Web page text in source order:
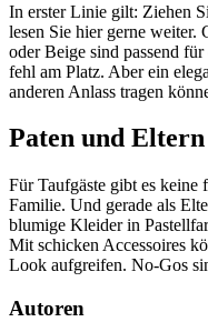
In erster Linie gilt: Ziehen
lesen Sie hier gerne
oder Beige sind passend
fehl am Platz. Aber ein
anderen Anlass tragen
Paten und Eltern
Für Taufgäste gibt es
Familie. Und gerade als
blumige Kleider in
Mit schicken Accessoires
Look aufgreifen. No-Gos
Autoren